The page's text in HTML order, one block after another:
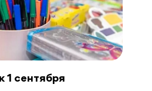
1 сентября